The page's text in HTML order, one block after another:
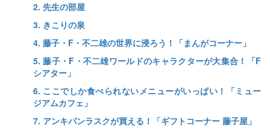
2. 先生の部屋
3. きこりの泉
4. 藤子・F・不二雄の世界に浸ろう！「まんがコーナー」
5. 藤子・F・不二雄ワールドのキャラクターが大集合！「F
シアター」
6. ここでしか食べられないメニューがいっぱい！「ミュー
ジアムカフェ」
7. アンキパンラスクが買える！「ギフトコーナー 藤子屋」